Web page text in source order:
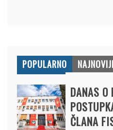
POPULARNO
DANAS O
ČLANA